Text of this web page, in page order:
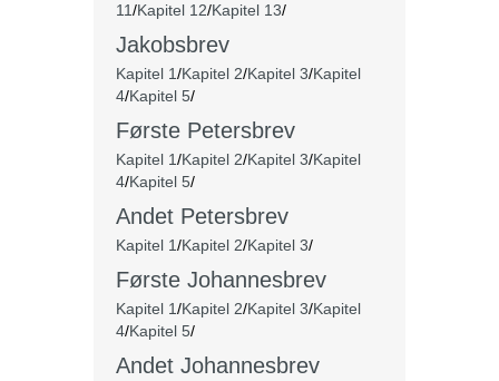
11/Kapitel 12/Kapitel 13/
Jakobsbrev
Kapitel 1/Kapitel 2/Kapitel 3/Kapitel
4/Kapitel 5/
Første Petersbrev
Kapitel 1/Kapitel 2/Kapitel 3/Kapitel
4/Kapitel 5/
Andet Petersbrev
Kapitel 1/Kapitel 2/Kapitel 3/
Første Johannesbrev
Kapitel 1/Kapitel 2/Kapitel 3/Kapitel
4/Kapitel 5/
Andet Johannesbrev